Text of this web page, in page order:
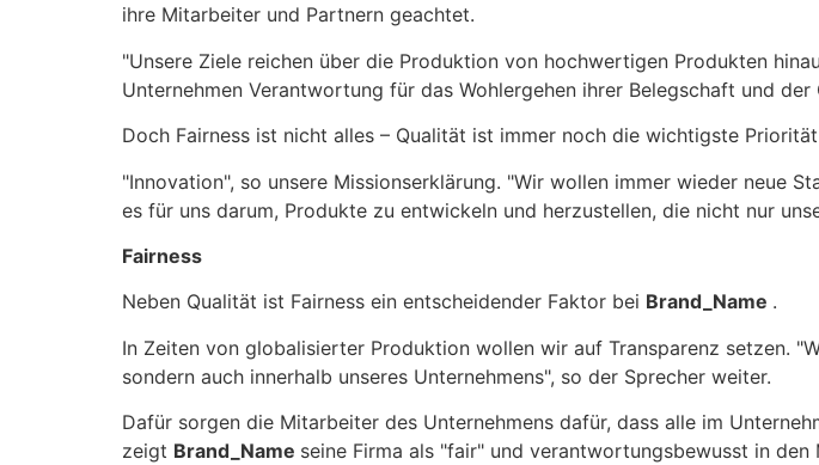
ihre Mitarbeiter und Partnern geachtet.
"Unsere Ziele reichen über die Produktion von hochwertigen Produkten
Unternehmen Verantwortung für das Wohlergehen ihrer Belegschaft und
Doch Fairness ist nicht alles – Qualität ist immer noch die wichtigste
"Innovation", so unsere Missionserklärung. "Wir wollen immer wieder neue
es für uns darum, Produkte zu entwickeln und herzustellen, die nicht nur
Fairness
Neben Qualität ist Fairness ein entscheidender Faktor bei Brand_Name .
In Zeiten von globalisierter Produktion wollen wir auf Transparenz setzen.
sondern auch innerhalb unseres Unternehmens", so der Sprecher weiter.
Dafür sorgen die Mitarbeiter des Unternehmens dafür, dass alle im
zeigt Brand_Name seine Firma als "fair" und verantwortungsbewusst in